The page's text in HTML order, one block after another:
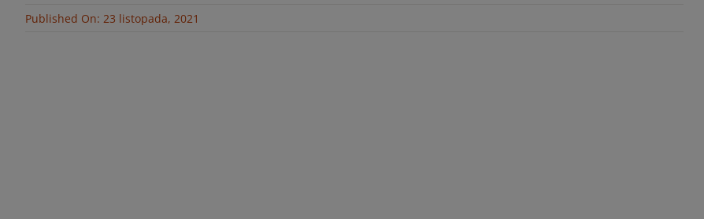
Published On: 23 listopada, 2021